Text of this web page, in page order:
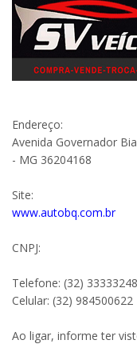
Endereço:
Avenida Governador
- MG 36204168
Site:
www.autobq.com.br
CNPJ:
Telefone: (32) 33333248
Celular: (32) 984500622
Ao ligar, informe ter